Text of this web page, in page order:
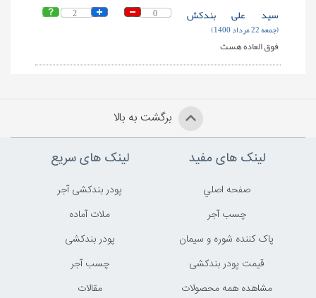
2 0 سید علی بندکش
(جمعه 22 مرداد 1400)
فوق العاده هست
برگشت به بالا
لینک های مفید
صفحه اصلي
چسب آجر
پاک کننده شوره و سیمان
قیمت پودر بندکشی
مشاهده همه محصولات
لینک های سریع
پودر بندکشی آجر
ملات آماده
پودر بندکشی
چسب آجر
مقالات